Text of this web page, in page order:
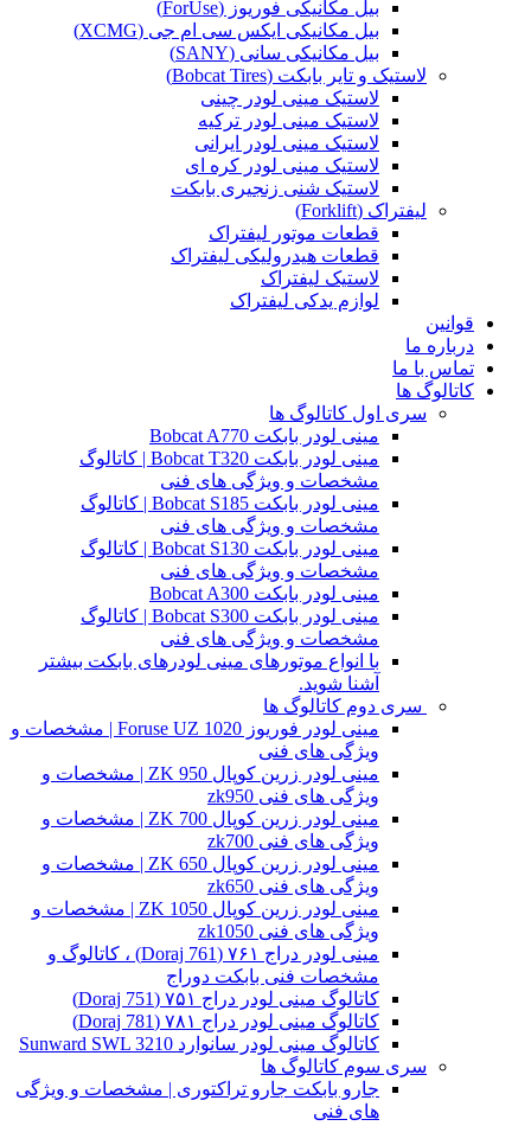
بیل مکانیکی فوریوز (ForUse)
بیل مکانیکی ایکس سی ام جی (XCMG)
بیل مکانیکی سانی (SANY)
لاستیک و تایر بابکت (Bobcat Tires)
لاستیک مینی لودر چینی
لاستیک مینی لودر ترکیه
لاستیک مینی لودر ایرانی
لاستیک مینی لودر کره ای
لاستیک شنی زنجیری بابکت
لیفتراک (Forklift)
قطعات موتور لیفتراک
قطعات هیدرولیکی لیفتراک
لاستیک لیفتراک
لوازم یدکی لیفتراک
قوانین
درباره ما
تماس با ما
کاتالوگ ها
سری اول کاتالوگ ها
مینی لودر بابکت Bobcat A770
مینی لودر بابکت Bobcat T320 | کاتالوگ
مشخصات و ویژگی های فنی
مینی لودر بابکت Bobcat S185 | کاتالوگ
مشخصات و ویژگی های فنی
مینی لودر بابکت Bobcat S130 | کاتالوگ
مشخصات و ویژگی های فنی
مینی لودر بابکت Bobcat A300
مینی لودر بابکت Bobcat S300 | کاتالوگ
مشخصات و ویژگی های فنی
با انواع موتورهای مینی لودرهای بابکت بیشتر
آشنا شوید.
سری دوم کاتالوگ ها
مینی لودر فوریوز Foruse UZ 1020 | مشخصات و
ویژگی های فنی
مینی لودر زرین کوپال ZK 950 | مشخصات و
ویژگی های فنی zk950
مینی لودر زرین کوپال ZK 700 | مشخصات و
ویژگی های فنی zk700
مینی لودر زرین کوپال ZK 650 | مشخصات و
ویژگی های فنی zk650
مینی لودر زرین کوپال ZK 1050 | مشخصات و
ویژگی های فنی zk1050
مینی لودر دراج ۷۶۱ (Doraj 761) ، کاتالوگ و
مشخصات فنی بابکت دوراج
کاتالوگ مینی لودر دراج ۷۵۱ (Doraj 751)
کاتالوگ مینی لودر دراج ۷۸۱ (Doraj 781)
کاتالوگ مینی لودر سانوارد Sunward SWL 3210
سری سوم کاتالوگ ها
جارو بابکت جارو تراکتوری | مشخصات و ویژگی
های فنی